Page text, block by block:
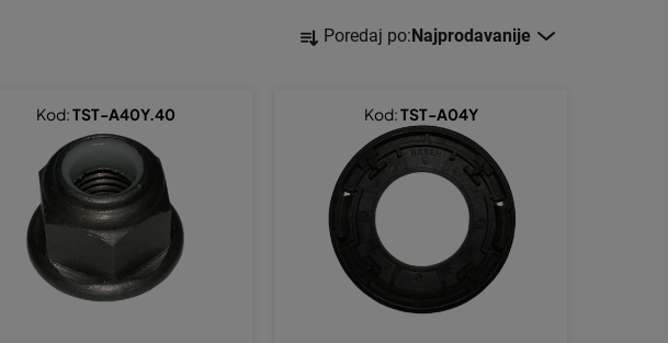
S
o Poredaj po:Najprodavanije
Kod:TST-A40Y.40 Kod:TST-A04Y